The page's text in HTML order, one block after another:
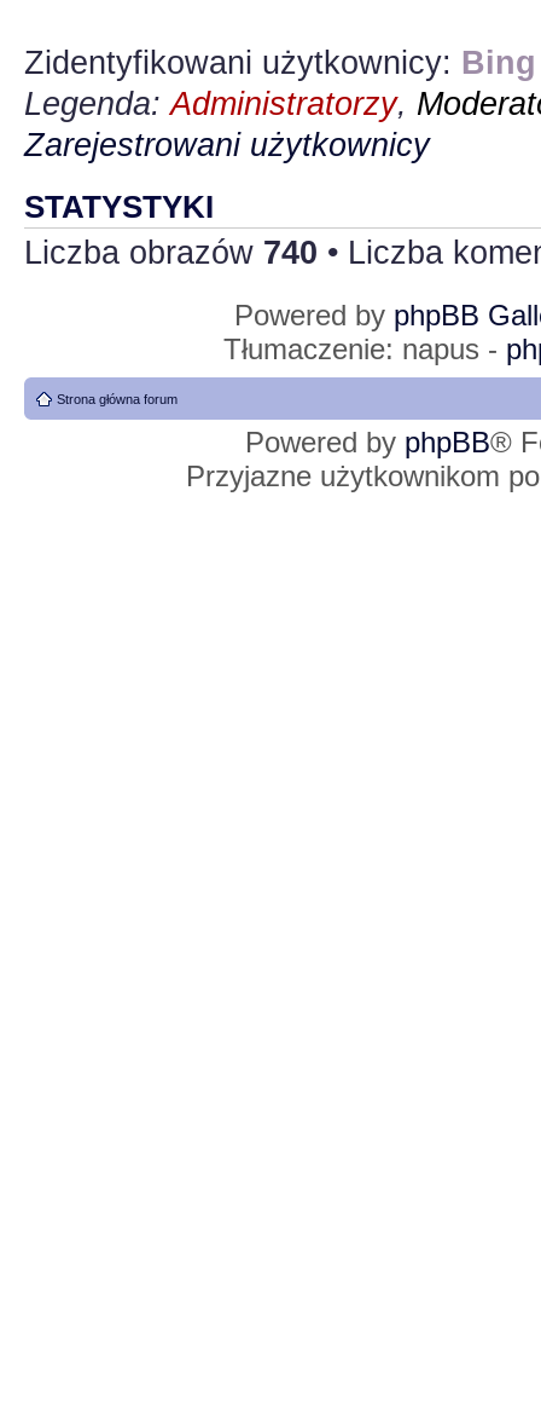
Zidentyfikowani użytkownicy:
Legenda:Administratorzy,
Zarejestrowani użytkownicy
STATYSTYKI
Liczba obrazów 740 • Liczba
Powered by phpBB
Tłumaczenie: napus -
Strona główna forum
Powered by phpBB®
Przyjazne użytkownikom